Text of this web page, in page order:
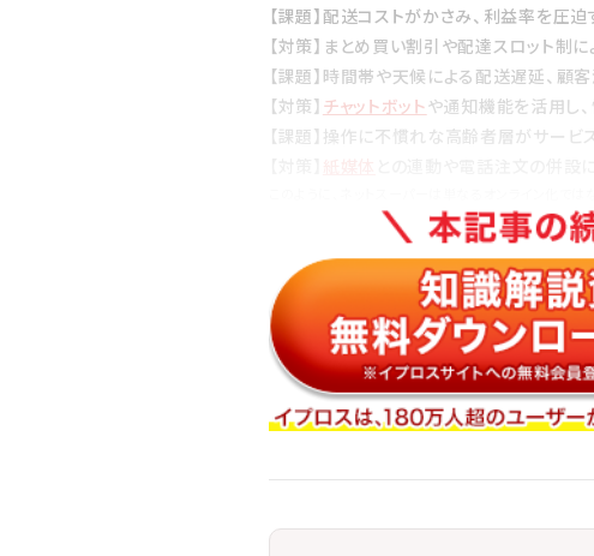
【課題】配送コストがかさみ、利益率を圧
【対策】まとめ買い割引や配達スロット制
【課題】時間帯や天候による配送遅延、顧
【対策】 チャットボットや通知機能を活用し
【課題】操作に不慣れな高齢者層がサービ
店舗・物流・カスタマーサービスが一体となって機能